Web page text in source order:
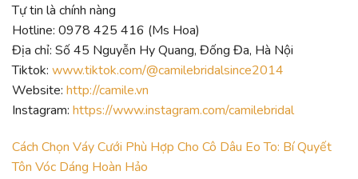
Tự tin là chính nàng
Hotline: 0978 425 416 (Ms Hoa)
Địa chỉ: Số 45 Nguyễn Hy Quang, Đống Đa, Hà Nội
Tiktok: www.tiktok.com/@camilebridalsince2014
Website: http://camile.vn
Instagram: https://www.instagram.com/camilebridal
Cách Chọn Váy Cưới Phù Hợp Cho Cô Dâu Eo To: Bí Quyết
Tôn Vóc Dáng Hoàn Hảo